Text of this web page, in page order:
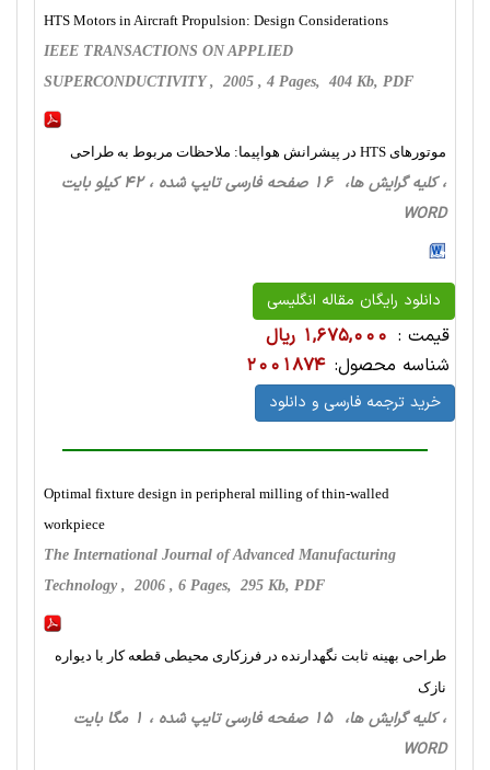
HTS Motors in Aircraft Propulsion: Design Considerations
IEEE TRANSACTIONS ON APPLIED
SUPERCONDUCTIVITY , 2005 , 4 Pages, 404 Kb, PDF
موتورهای HTS در پیشرانش هواپیما: ملاحظات مربوط به طراحی
، کلیه گرایش ها، 16 صفحه فارسی تایپ شده ، 42 کیلو بایت
WORD
دانلود رایگان مقاله انگلیسی
قیمت : 1,675,000 ریال
شناسه محصول: 2001874
خرید ترجمه فارسی و دانلود
Optimal fixture design in peripheral milling of thin-walled
workpiece
The International Journal of Advanced Manufacturing
Technology , 2006 , 6 Pages, 295 Kb, PDF
طراحی بهینه ثابت نگهدارنده در فرزکاری محیطی قطعه کار با دیواره
نازک
، کلیه گرایش ها، 15 صفحه فارسی تایپ شده ، 1 مگا بایت
WORD